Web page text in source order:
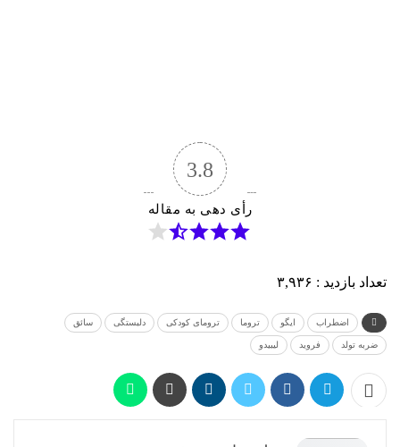
3.8
رأی دهی به مقاله
تعداد بازدید : ۳,۹۳۶
اضطراب ایگو تروما ترومای کودکی دلبستگی سائق
ضربه تولد فروید لیبیدو